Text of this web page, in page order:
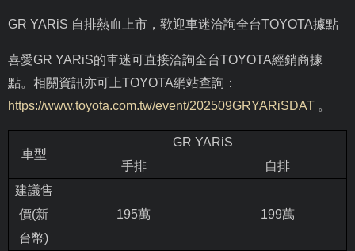
GR YARiS 自排熱血上市，歡迎車迷洽詢全台TOYOTA據點
喜愛GR YARiS的車迷可直接洽詢全台TOYOTA經銷商據
點。相關資訊亦可上TOYOTA網站查詢：
https://www.toyota.com.tw/event/202509GRYARiSDAT 。
車型
GR YARiS
手排
自排
建議售
價(新
台幣)
195萬 199萬